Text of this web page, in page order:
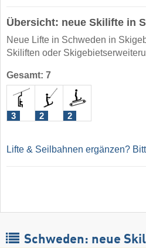
Übersicht: neue Skilifte in
Neue Lifte in Schweden in
Skiliften oder
Gesamt: 7
3 2 2
Lifte & Seilbahnen ergänzen?
Schweden: neue